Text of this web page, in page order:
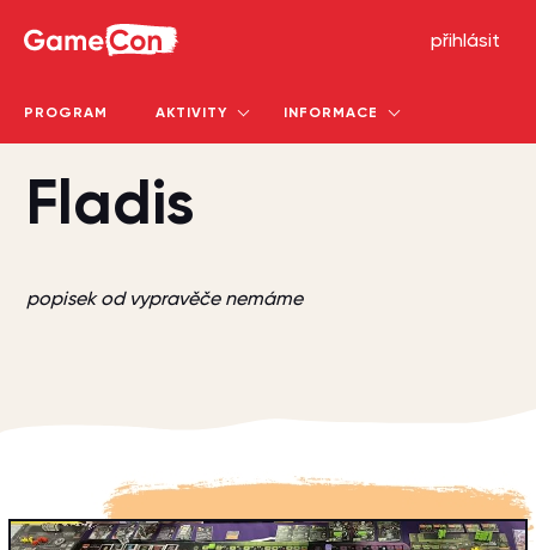
přihlásit
PROGRAM AKTIVITY INFORMACE
Fladis
popisek od vypravěče nemáme